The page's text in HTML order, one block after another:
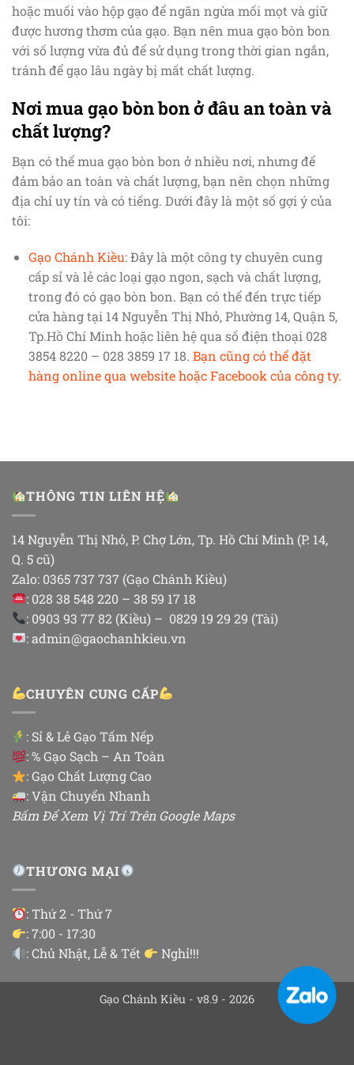
hoặc muối vào hộp gạo để ngăn ngừa mối mọt và giữ
được hương thơm của gạo. Bạn nên mua gạo bòn bon
với số lượng vừa đủ để sử dụng trong thời gian ngắn,
tránh để gạo lâu ngày bị mất chất lượng.
Nơi mua gạo bòn bon ở đâu an toàn và
chất lượng?
Bạn có thể mua gạo bòn bon ở nhiều nơi, nhưng để
đảm bảo an toàn và chất lượng, bạn nên chọn những
địa chỉ uy tín và có tiếng. Dưới đây là một số gợi ý của
tôi:
Gạo Chánh Kiều: Đây là một công ty chuyên cung
cấp sỉ và lẻ các loại gạo ngon, sạch và chất lượng,
trong đó có gạo bòn bon. Bạn có thể đến trực tiếp
cửa hàng tại 14 Nguyễn Thị Nhỏ, Phường 14, Quận 5,
Tp.Hồ Chí Minh hoặc liên hệ qua số điện thoại 028
3854 8220 – 028 3859 17 18. Bạn cũng có thể đặt
hàng online qua website hoặc Facebook của công ty.
THÔNG TIN LIÊN HỆ
14 Nguyễn Thị Nhỏ, P. Chợ Lớn, Tp. Hồ Chí Minh (P. 14,
Q. 5 cũ)
Zalo: 0365 737 737 (Gạo Chánh Kiều)
: 028 38 548 220 – 38 59 17 18
: 0903 93 77 82 (Kiều) – 0829 19 29 29 (Tài)
: admin@gaochanhkieu.vn
CHUYÊN CUNG CẤP
: Sỉ & Lẻ Gạo Tấm Nếp
: % Gạo Sạch – An Toàn
: Gạo Chất Lượng Cao
: Vận Chuyển Nhanh
Bấm Để Xem Vị Trí Trên Google Maps
THƯƠNG MẠI
: Thứ 2 - Thứ 7
: 7:00 - 17:30
: Chủ Nhật, Lễ & Tết
Nghỉ!!!
Gạo Chánh Kiều - v8.9 - 2026